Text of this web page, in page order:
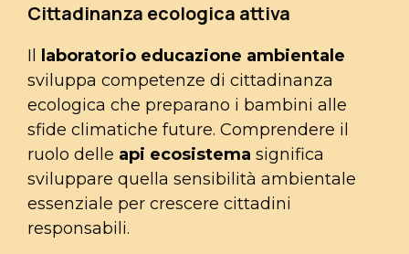
Cittadinanza ecologica attiva
Il laboratorio educazione ambientale
sviluppa competenze di cittadinanza
ecologica che preparano i bambini alle
sfide climatiche future. Comprendere il
ruolo delle api ecosistema significa
sviluppare quella sensibilità ambientale
essenziale per crescere cittadini
responsabili.